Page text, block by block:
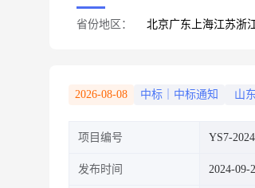
省份地区： 北京广东 上海江苏浙
2026-08-08 中标｜中标通知 山
项目编号 YS7-
发布时间 2024-09-